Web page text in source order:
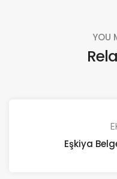
YOU
Eşkiya